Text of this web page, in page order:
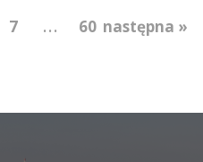
7 ... 60 następna »